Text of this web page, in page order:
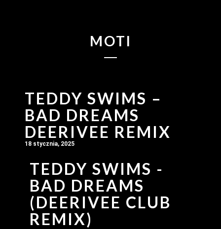
MOTI
TEDDY SWIMS –
BAD DREAMS
DEERIVEE REMIX
18 stycznia, 2025
TEDDY SWIMS -
BAD DREAMS
(DEERIVEE CLUB
REMIX)